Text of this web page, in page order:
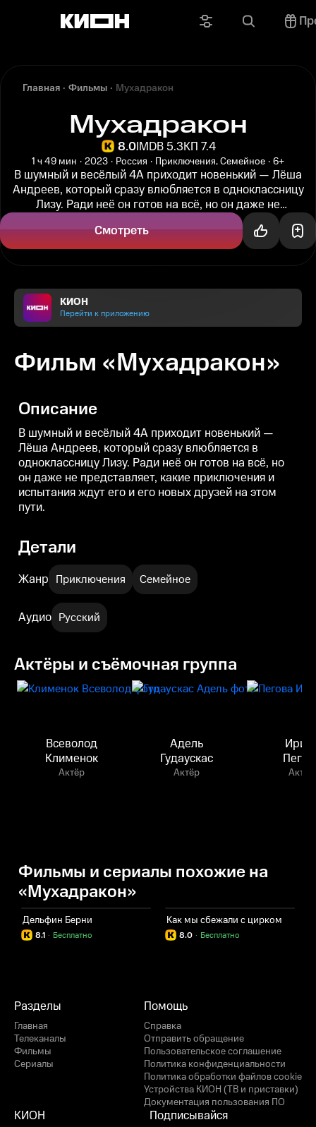
Главная Фильмы Мухадракон
Мухадракон
8.0IMDB 5.3КП 7.4
1 ч 49 мин 2023 Россия Приключения, Семейное 6+
В шумный и весёлый 4А приходит новенький — Лёша
Андреев, который сразу влюбляется в одноклассницу
Лизу. Ради неё он готов на всё, но он даже не
представляет, какие приключения...
Смотреть
КИОН
Перейти к приложению
Фильм «Мухадракон»
Описание
В шумный и весёлый 4А приходит новенький —
Лёша Андреев, который сразу влюбляется в
одноклассницу Лизу. Ради неё он готов на всё, но
он даже не представляет, какие приключения и
испытания ждут его и его новых друзей на этом
пути.
Детали
Жанр Приключения Семейное
Аудио Русский
Актёры и съёмочная группа
Всеволод
Клименок
Актёр
Адель
Гудаускас
Актёр Актёр
Фильмы и сериалы похожие на
«Мухадракон»
Дельфин Берни
8.1 Бесплатно
·
Как мы сбежали с цирком
8.0 Бесплатно
·
Разделы
Главная
Телеканалы
Фильмы
Сериалы
Помощь
Справка
Отправить обращение
Пользовательское соглашение
Политика конфиденциальности
Политика обработки файлов cookie
Устройства КИОН (ТВ и приставки)
Документация пользования ПО
КИОН Подписывайся